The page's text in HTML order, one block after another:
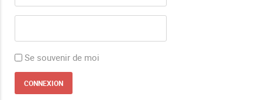
Se souvenir de moi